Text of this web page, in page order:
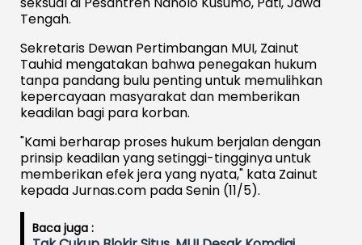
Tengah.
Sekretaris Dewan Pertimbangan MUI, Zainut
Tauhid mengatakan bahwa penegakan hukum
tanpa pandang bulu penting untuk memulihkan
kepercayaan masyarakat dan memberikan
keadilan bagi para korban.
"Kami berharap proses hukum berjalan dengan
prinsip keadilan yang setinggi-tingginya untuk
memberikan efek jera yang nyata," kata Zainut
kepada Jurnas.com pada Senin (11/5).
Baca juga :